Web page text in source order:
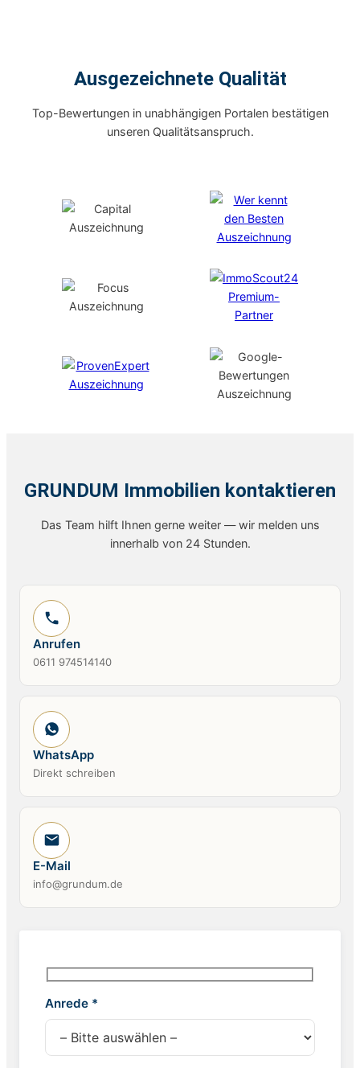
Ausgezeichnete Qualität
Top-Bewertungen in unabhängigen Portalen bestätigen
unseren Qualitätsanspruch.
GRUNDUM Immobilien kontaktieren
Das Team hilft Ihnen gerne weiter — wir melden uns
innerhalb von 24 Stunden.
Anrufen
0611 974514140
WhatsApp
Direkt schreiben
E-Mail
info@grundum.de
Anrede *